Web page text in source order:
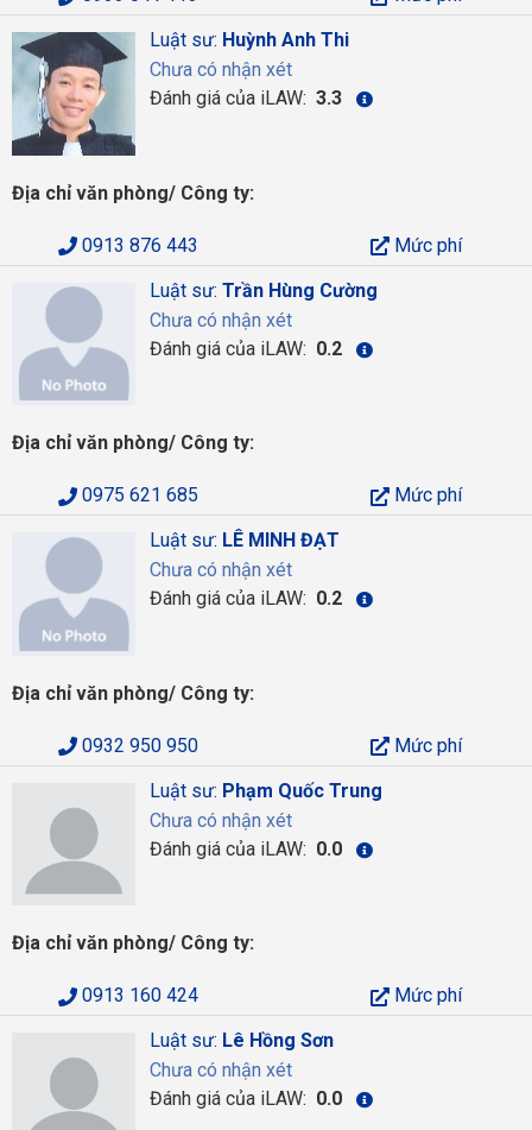
Luật sư: Huỳnh Anh Thi
Chưa có nhận xét
Đánh giá của iLAW: 3.3
Địa chỉ văn phòng/ Công ty:
0913 876 443
Mức phí
Luật sư: Trần Hùng Cường
Chưa có nhận xét
Đánh giá của iLAW: 0.2
Địa chỉ văn phòng/ Công ty:
0975 621 685
Mức phí
Luật sư: LÊ MINH ĐẠT
Chưa có nhận xét
Đánh giá của iLAW: 0.2
Địa chỉ văn phòng/ Công ty:
0932 950 950
Mức phí
Luật sư: Phạm Quốc Trung
Chưa có nhận xét
Đánh giá của iLAW: 0.0
Địa chỉ văn phòng/ Công ty:
0913 160 424
Mức phí
Luật sư: Lê Hồng Sơn
Chưa có nhận xét
Đánh giá của iLAW: 0.0